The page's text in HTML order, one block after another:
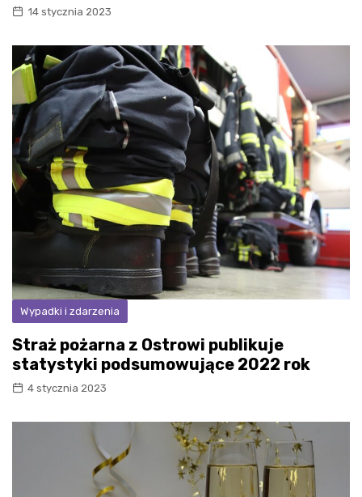
14 stycznia 2023
Wypadki i zdarzenia
Straż pożarna z Ostrowi publikuje
statystyki podsumowujące 2022 rok
4 stycznia 2023